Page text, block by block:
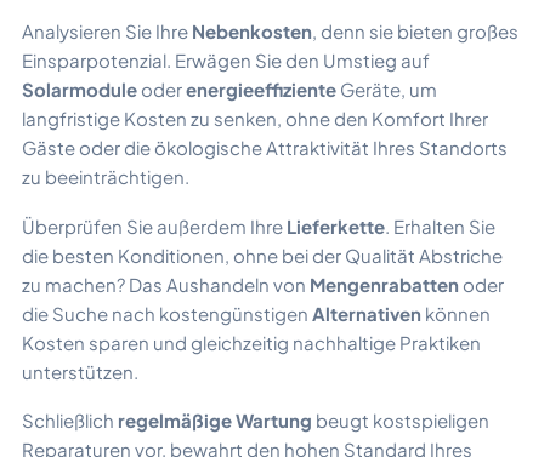
Analysieren Sie Ihre Nebenkosten, denn sie bieten großes
Einsparpotenzial. Erwägen Sie den Umstieg auf
Solarmodule oderenergieeffiziente Geräte, um
langfristige Kosten zu senken, ohne den Komfort Ihrer
Gäste oder die ökologische Attraktivität Ihres Standorts
zu beeinträchtigen.
Überprüfen Sie außerdem Ihre Lieferkette . Erhalten Sie
die besten Konditionen, ohne bei der Qualität Abstriche
zu machen? Das Aushandeln von Mengenrabatten oder
die Suche nach kostengünstigen Alternativen können
Kosten sparen und gleichzeitig nachhaltige Praktiken
unterstützen.
Schließlich regelmäßige Wartung beugt kostspieligen
Reparaturen vor, bewahrt den hohen Standard Ihres